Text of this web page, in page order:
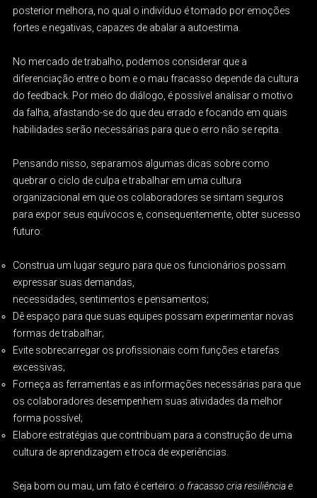
posterior melhora, no qual o indivíduo é tomado por emoções
fortes e negativas, capazes de abalar a autoestima.
No mercado de trabalho, podemos considerar que a
diferenciação entre o bom e o mau fracasso depende da cultura
do feedback. Por meio do diálogo, é possível analisar o motivo
da falha, afastando-se do que deu errado e focando em quais
habilidades serão necessárias para que o erro não se repita.
Pensando nisso, separamos algumas dicas sobre como
quebrar o ciclo de culpa e trabalhar em uma cultura
organizacional em que os colaboradores se sintam seguros
para expor seus equívocos e, consequentemente, obter sucesso
futuro:
Construa um lugar seguro para que os funcionários possam
expressar suas demandas,
necessidades, sentimentos e pensamentos;
Dê espaço para que suas equipes possam experimentar novas
formas de trabalhar;
Evite sobrecarregar os profissionais com funções e tarefas
excessivas;
Forneça as ferramentas e as informações necessárias para que
os colaboradores desempenhem suas atividades da melhor
forma possível;
Elabore estratégias que contribuam para a construção de uma
cultura de aprendizagem e troca de experiências.
Seja bom ou mau, um fato é certeiro: o fracasso cria resiliência e